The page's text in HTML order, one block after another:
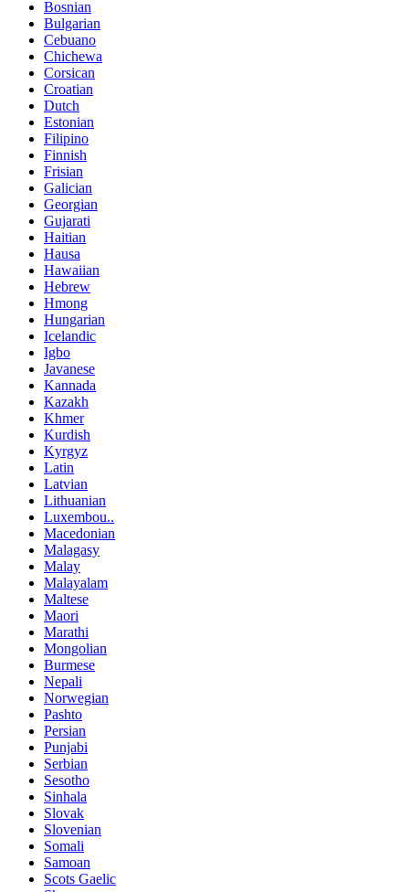
Bosnian
Bulgarian
Cebuano
Chichewa
Corsican
Croatian
Dutch
Estonian
Filipino
Finnish
Frisian
Galician
Georgian
Gujarati
Haitian
Hausa
Hawaiian
Hebrew
Hmong
Hungarian
Icelandic
Igbo
Javanese
Kannada
Kazakh
Khmer
Kurdish
Kyrgyz
Latin
Latvian
Lithuanian
Luxembou..
Macedonian
Malagasy
Malay
Malayalam
Maltese
Maori
Marathi
Mongolian
Burmese
Nepali
Norwegian
Pashto
Persian
Punjabi
Serbian
Sesotho
Sinhala
Slovak
Slovenian
Somali
Samoan
Scots Gaelic